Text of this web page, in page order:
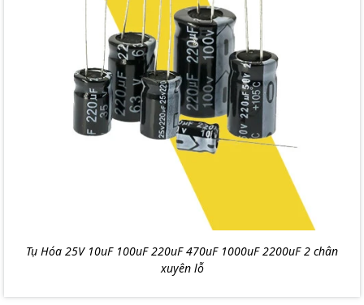
Tụ Hóa 25V 10uF 100uF 220uF 470uF 1000uF 2200uF 2 chân
xuyên lỗ